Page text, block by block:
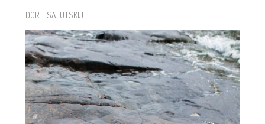
DORIT SALUTSKIJ